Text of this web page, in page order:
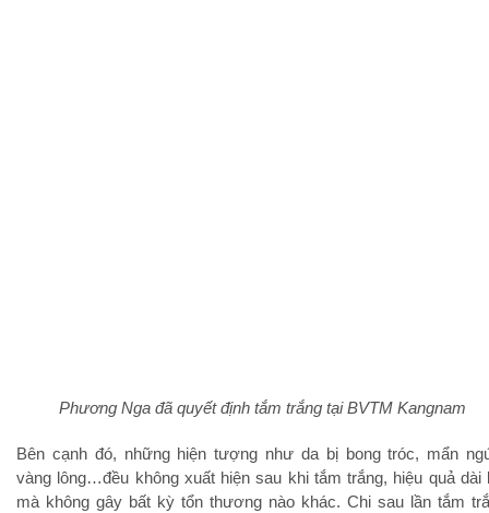
Phương Nga đã quyết định tắm trắng tại BVTM Kangnam
Bên cạnh đó, những hiện tượng như da bị bong tróc, mẩn
vàng lông…đều không xuất hiện sau khi tắm trắng, hiệu quả dài
mà không gây bất kỳ tổn thương nào khác. Chi sau lần tắm